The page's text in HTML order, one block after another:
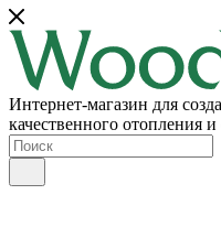
Интернет-магазин для
качественного отопления